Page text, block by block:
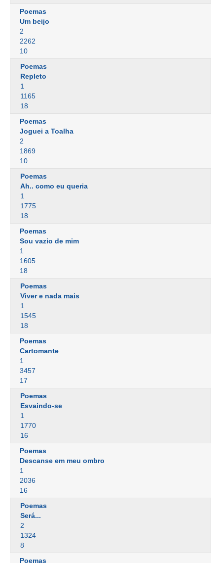
Poemas
Um beijo
2
2262
10
Poemas
Repleto
1
1165
18
Poemas
Joguei a Toalha
2
1869
10
Poemas
Ah.. como eu queria
1
1775
18
Poemas
Sou vazio de mim
1
1605
18
Poemas
Viver e nada mais
1
1545
18
Poemas
Cartomante
1
3457
17
Poemas
Esvaindo-se
1
1770
16
Poemas
Descanse em meu ombro
1
2036
16
Poemas
Será...
2
1324
8
Poemas